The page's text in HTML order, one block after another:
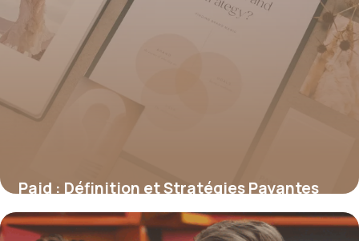
Paid : Définition et Stratégies Payantes
2026